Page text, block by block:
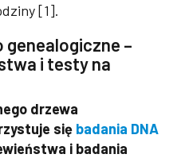
[1].
genealogiczne –
i testy na
drzewa
się badania DNA
i badania